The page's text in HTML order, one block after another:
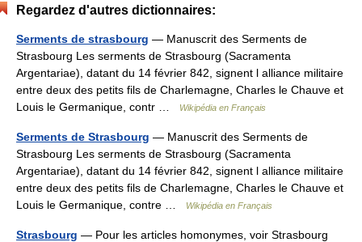
Regardez d'autres dictionnaires:
Serments de strasbourg — Manuscrit des Serments de
Strasbourg Les serments de Strasbourg (Sacramenta
Argentariae), datant du 14 février 842, signent l alliance militaire
entre deux des petits fils de Charlemagne, Charles le Chauve et
Louis le Germanique, contr …
Wikipédia en Français
Serments de Strasbourg — Manuscrit des Serments de
Strasbourg Les serments de Strasbourg (Sacramenta
Argentariae), datant du 14 février 842, signent l alliance militaire
entre deux des petits fils de Charlemagne, Charles le Chauve et
Louis le Germanique, contre …
Wikipédia en Français
Strasbourg — Pour les articles homonymes, voir Strasbourg